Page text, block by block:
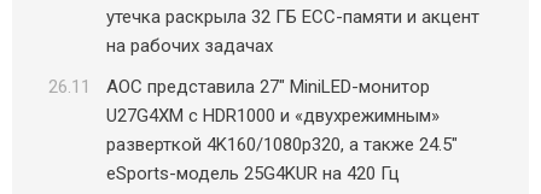
утечка раскрыла 32 ГБ ECC-памяти и акцент
на рабочих задачах
26.11
AOC представила 27″ MiniLED-монитор
U27G4XM с HDR1000 и «двухрежимным»
разверткой 4K160/1080p320, а также 24.5″
eSports-модель 25G4KUR на 420 Гц